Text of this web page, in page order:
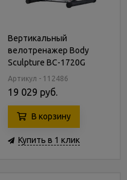
Вертикальный
велотренажер Body
Sculpture BC-1720G
Артикул - 112486
19 029 руб.
В корзину
Купить в 1 клик